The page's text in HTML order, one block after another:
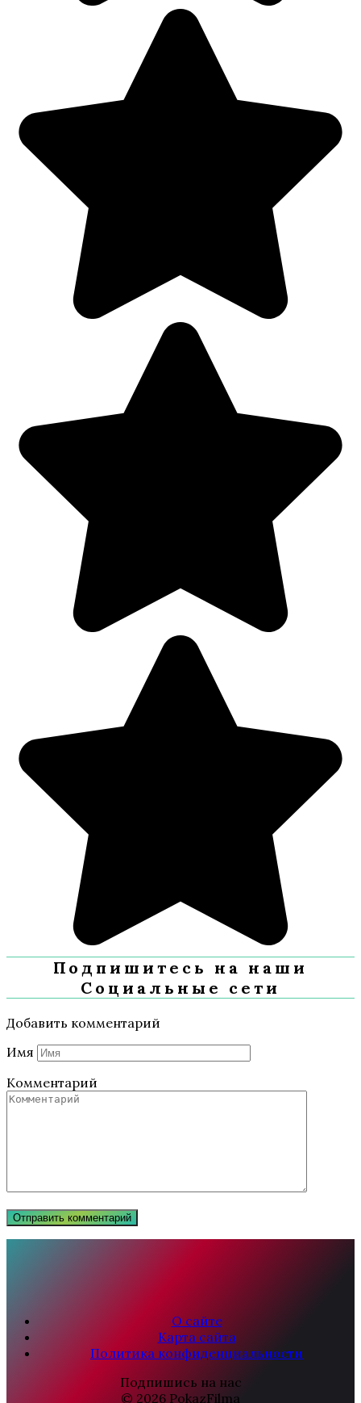
Подпишитесь на наши
Социальные сети
Добавить комментарий
Имя
Комментарий
О сайте
Карта сайта
Политика конфиденциальности
Подпишись на нас
© 2026 PokazFilma